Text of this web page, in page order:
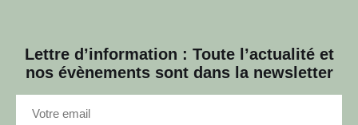
Lettre d’information : Toute l’actualité et
nos évènements sont dans la newsletter